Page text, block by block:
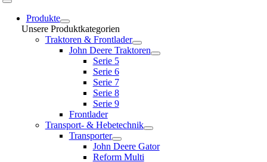
Toggle
NavigationProdukte
Unsere Produktkategorien
Traktoren & Frontlader
John Deere Traktoren
Serie 5
Serie 6
Serie 7
Serie 8
Serie 9
Frontlader
Transport- & Hebetechnik
Transporter
John Deere Gator
Reform Multi